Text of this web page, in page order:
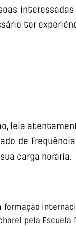
ter
leia
de
carga horária.
formação
pela Escuela